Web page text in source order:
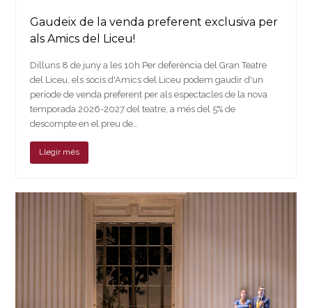
Gaudeix de la venda preferent exclusiva per
als Amics del Liceu!
Dilluns 8 de juny a les 10h Per deferència del Gran Teatre
del Liceu, els socis d'Amics del Liceu podem gaudir d'un
període de venda preferent per als espectacles de la nova
temporada 2026-2027 del teatre, a més del 5% de
descompte en el preu de…
Llegir més